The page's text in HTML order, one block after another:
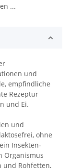
...
und
empfindliche
Rezeptur
und Ei.
und
ohne
Insekten-
Organismus
und Rohfetten,